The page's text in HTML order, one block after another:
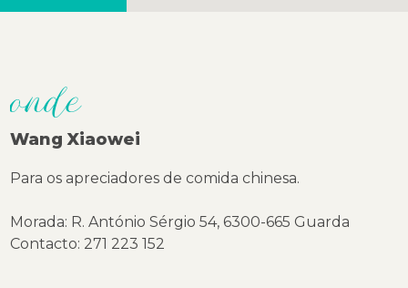
onde
Wang Xiaowei
Para os apreciadores de comida chinesa.
Morada: R. António Sérgio 54, 6300-665 Guarda
Contacto: 271 223 152